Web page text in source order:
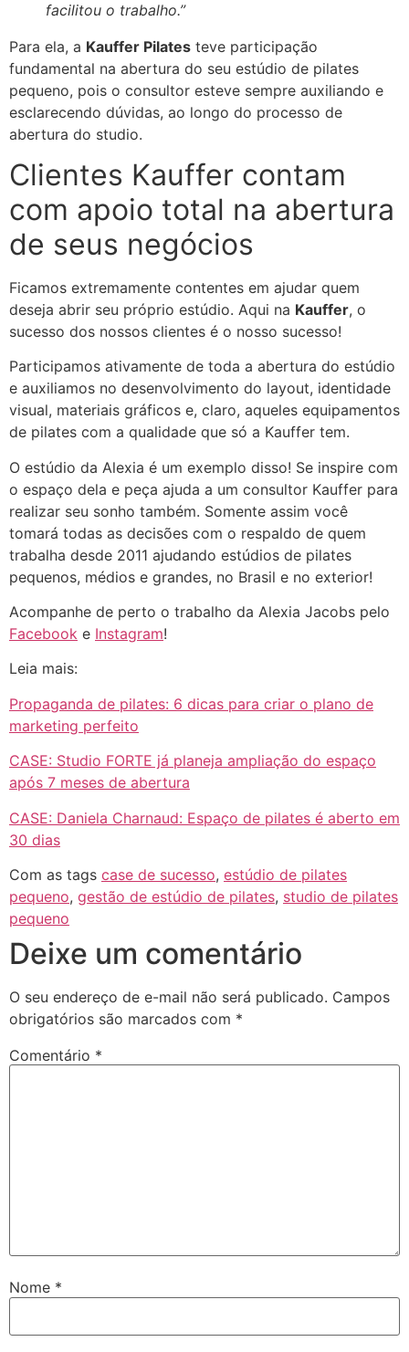
facilitou o trabalho.”
Para ela, a Kauffer Pilates teve participação
fundamental na abertura do seu estúdio de pilates
pequeno, pois o consultor esteve sempre auxiliando e
esclarecendo dúvidas, ao longo do processo de
abertura do studio.
Clientes Kauffer contam
com apoio total na abertura
de seus negócios
Ficamos extremamente contentes em ajudar quem
deseja abrir seu próprio estúdio. Aqui na Kauffer, o
sucesso dos nossos clientes é o nosso sucesso!
Participamos ativamente de toda a abertura do estúdio
e auxiliamos no desenvolvimento do layout, identidade
visual, materiais gráficos e, claro, aqueles equipamentos
de pilates com a qualidade que só a Kauffer tem.
O estúdio da Alexia é um exemplo disso! Se inspire com
o espaço dela e peça ajuda a um consultor Kauffer para
realizar seu sonho também. Somente assim você
tomará todas as decisões com o respaldo de quem
trabalha desde 2011 ajudando estúdios de pilates
pequenos, médios e grandes, no Brasil e no exterior!
Acompanhe de perto o trabalho da Alexia Jacobs pelo
Facebook e Instagram!
Leia mais:
Propaganda de pilates: 6 dicas para criar o plano de
marketing perfeito
CASE: Studio FORTE já planeja ampliação do espaço
após 7 meses de abertura
CASE: Daniela Charnaud: Espaço de pilates é aberto em
30 dias
Com as tags case de sucesso, estúdio de pilates
pequeno, gestão de estúdio de pilates, studio de pilates
pequeno
Deixe um comentário
O seu endereço de e-mail não será publicado. Campos
obrigatórios são marcados com *
Comentário *
Nome *